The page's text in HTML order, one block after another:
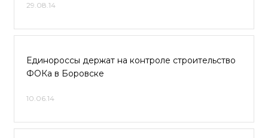
29.08.14
Единороссы держат на контроле строительство
ФОКа в Боровске
10.06.14